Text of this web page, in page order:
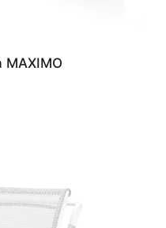
MAXIMO